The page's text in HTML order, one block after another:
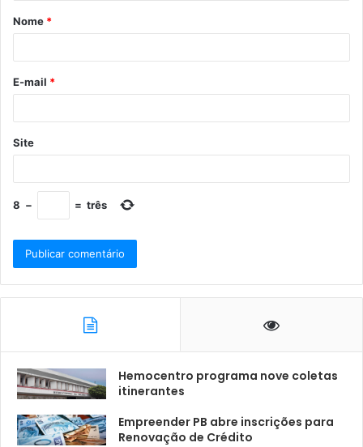
Nome *
E-mail *
Site
8 − = três
Hemocentro programa nove coletas
itinerantes
Empreender PB abre inscrições para
Renovação de Crédito